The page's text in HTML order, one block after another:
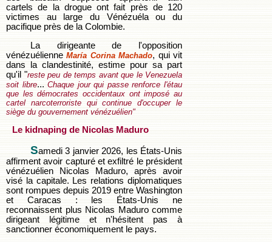
cartels de la drogue ont fait près de 120
victimes au large du Vénézuéla ou du
pacifique près de la Colombie.
La dirigeante de l'opposition
vénézuélienneMaría Corina Machado, qui vit
dans la clandestinité, estime pour sa part
qu'il "reste peu de temps avant que le Venezuela
soit libre...Chaque jour qui passe renforce l'étau
que les démocrates occidentaux ont imposé au
cartel narcoterroriste qui continue d'occuper le
siège du gouvernement vénézuélien"
Le kidnaping de Nicolas Maduro
Samedi 3 janvier 2026, les États-Unis
affirment avoir capturé et exfiltré le président
vénézuélien Nicolas Maduro, après avoir
visé la capitale. Les relations diplomatiques
sont rompues depuis 2019 entre Washington
et Caracas : les États-Unis ne
reconnaissent plus Nicolas Maduro comme
dirigeant légitime et n'hésitent pas à
sanctionner économiquement le pays.